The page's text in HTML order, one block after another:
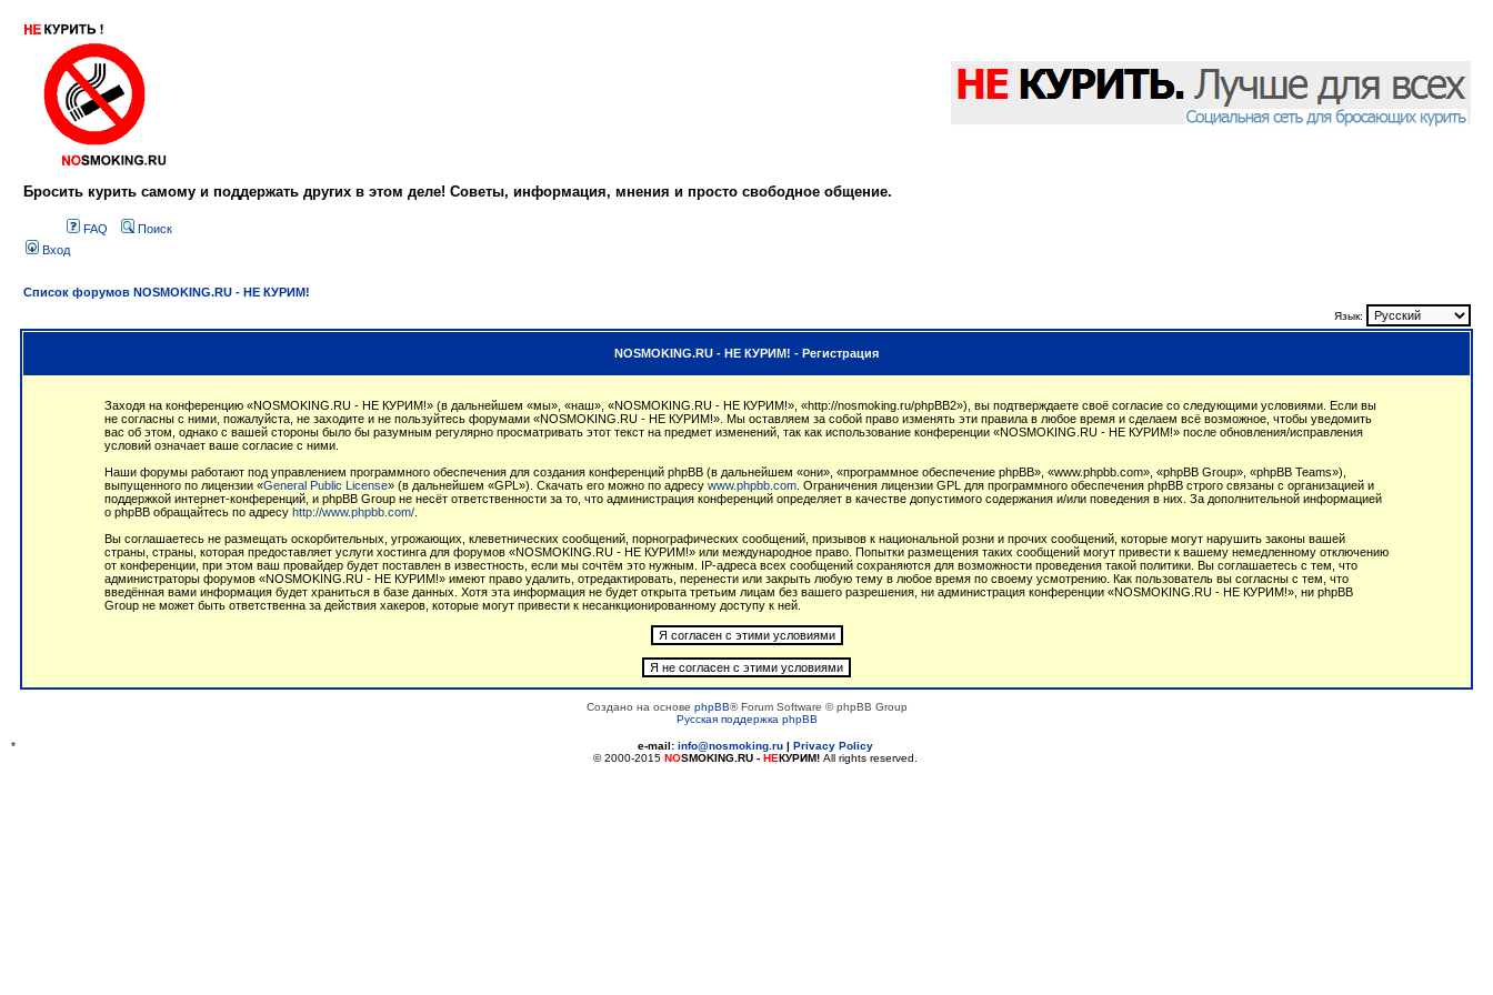
Бросить курить самому и поддержать других в этом деле! Советы, информация, мнения и просто свободное общение.
FAQ
Поиск
Вход
Список форумов NOSMOKING.RU - НЕ КУРИМ!
Язык:
NOSMOKING.RU - НЕ КУРИМ! - Регистрация
Заходя на конференцию «NOSMOKING.RU - НЕ КУРИМ!» (в дальнейшем «мы», «наш», «NOSMOKING.RU - НЕ КУРИМ!», «http://nosmoking.ru/phpBB2»), вы подтверждаете своё согласие со следующими условиями. Если вы
не согласны с ними, пожалуйста, не заходите и не пользуйтесь форумами «NOSMOKING.RU - НЕ КУРИМ!». Мы оставляем за собой право изменять эти правила в любое время и сделаем всё возможное, чтобы уведомить
вас об этом, однако с вашей стороны было бы разумным регулярно просматривать этот текст на предмет изменений, так как использование конференции «NOSMOKING.RU - НЕ КУРИМ!» после обновления/исправления
условий означает ваше согласие с ними.
Наши форумы работают под управлением программного обеспечения для создания конференций phpBB (в дальнейшем «они», «программное обеспечение phpBB», «www.phpbb.com», «phpBB Group», «phpBB Teams»),
выпущенного по лицензии «General Public License» (в дальнейшем «GPL»). Скачать его можно по адресу www.phpbb.com . Ограничения лицензии GPL для программного обеспечения phpBB строго связаны с организацией и
поддержкой интернет-конференций, и phpBB Group не несёт ответственности за то, что администрация конференций определяет в качестве допустимого содержания и/или поведения в них. За дополнительной информацией
о phpBB обращайтесь по адресу http://www.phpbb.com/
Вы соглашаетесь не размещать оскорбительных, угрожающих, клеветнических сообщений, порнографических сообщений, призывов к национальной розни и прочих сообщений, которые могут нарушить законы вашей
страны, страны, которая предоставляет услуги хостинга для форумов «NOSMOKING.RU - НЕ КУРИМ!» или международное право. Попытки размещения таких сообщений могут привести к вашему немедленному отключению
от конференции, при этом ваш провайдер будет поставлен в известность, если мы сочтём это нужным. IP-адреса всех сообщений сохраняются для возможности проведения такой политики. Вы соглашаетесь с тем, что
администраторы форумов «NOSMOKING.RU - НЕ КУРИМ!» имеют право удалить, отредактировать, перенести или закрыть любую тему в любое время по своему усмотрению. Как пользователь вы согласны с тем, что
введённая вами информация будет храниться в базе данных. Хотя эта информация не будет открыта третьим лицам без вашего разрешения, ни администрация конференции «NOSMOKING.RU - НЕ КУРИМ!», ни phpBB
Group не может быть ответственна за действия хакеров, которые могут привести к несанкционированному доступу к ней.
Создано на основе phpBB® Forum Software © phpBB Group
Русская поддержка phpBB
* e-mail: info@nosmoking.ru | Privacy Policy
© 2000-2015 NOSMOKING.RU - НЕКУРИМ! All rights reserved.